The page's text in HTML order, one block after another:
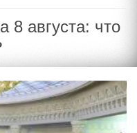
8 августа: что